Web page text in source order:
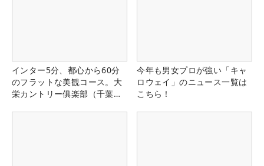
インター5分、都心から60分
のフラットな美観コース。大
栄カントリー俱楽部（千葉
今年も男女プロが強い「キャ
ロウェイ」のニュース一覧は
こちら！